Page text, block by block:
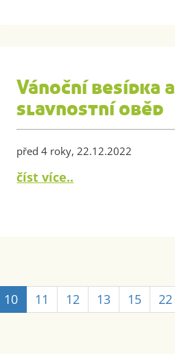
Vánoční besídka a
slavnostní oběd
před 4 roky, 22.12.2022
číst více..
10 11 12 13 15 22